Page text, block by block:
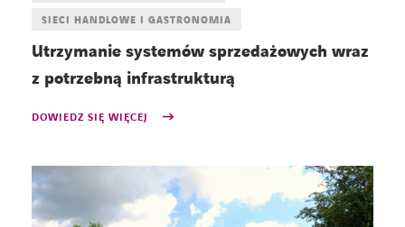
SIECI HANDLOWE I GASTRONOMIA
Utrzymanie systemów sprzedażowych wraz
z potrzebną infrastrukturą
DOWIEDZ SIĘ WIĘCEJ